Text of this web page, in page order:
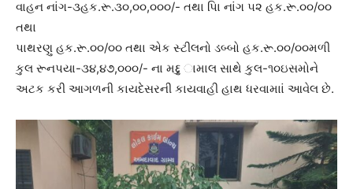
વાહન નાંગ-૩હક.રૂ.૩૦,૦૦,૦૦૦/- તથા પિા નાંગ ૫૨ હક.રૂ.૦૦/૦૦
તથા
પાથરણુ હક.રૂ.૦૦/૦૦ તથા એક સ્ટીલનો ડબ્બો હક.રૂ.૦૦/૦૦મળી
કુલ રૂનપયા-૩૪,૪૭,૦૦૦/- ના મદ્દુ ામાલ સાથે કુલ-૧૦ઇસમોને
અટક કરી આગળની કાયદેસરની કાયવાહી હાથ ધરવામાાં આવેલ છે.